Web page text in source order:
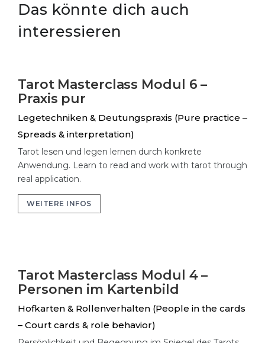
Das könnte dich auch
interessieren
Tarot Masterclass Modul 6 –
Praxis pur
Legetechniken & Deutungspraxis (Pure practice –
Spreads & interpretation)
Tarot lesen und legen lernen durch konkrete
Anwendung. Learn to read and work with tarot through
real application.
WEITERE INFOS
Tarot Masterclass Modul 4 –
Personen im Kartenbild
Hofkarten & Rollenverhalten (People in the cards
– Court cards & role behavior)